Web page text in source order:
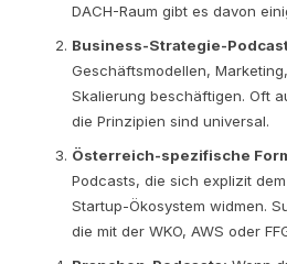
DACH-Raum gibt es davon
Business-Strategie-
Geschäftsmodellen,
Skalierung beschäftigen. Oft
die Prinzipien sind universal.
Österreich-spezifische
Podcasts, die sich explizit
Startup-Ökosystem widmen.
die mit der WKO, AWS oder